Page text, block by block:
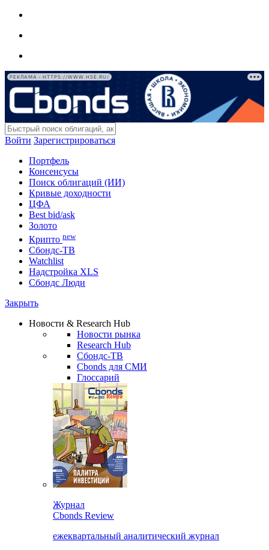
РЕКЛАМА • HTTPS://WWW.HSE.RU/
Войти Зарегистрироваться
Портфель
Консенсусы
Поиск облигаций (ИИ)
Кривые доходности
ЦФА
Best bid/ask
Золото
Крипто new
Сбондс-ТВ
Watchlist
Надстройка XLS
Сбондс Люди
Закрыть
Новости & Research Hub
Новости рынка
Research Hub
Сбондс-ТВ
Cbonds для СМИ
Глоссарий
Журнал
Cbonds Review
ежеквартальный аналитический журнал